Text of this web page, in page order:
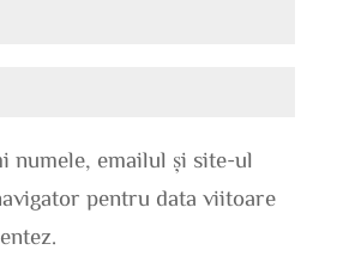
numele, emailul și site-ul
pentru data viitoare